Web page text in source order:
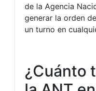
de la Agencia
generar la orden
un turno en
¿Cuánto